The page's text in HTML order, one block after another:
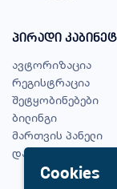
პირადი
ავტორიზაცია
რეგისტრაცია
შეტყობინებები
ბილინგი
მართვის პანელი
დაგავიწყდა
Cookies